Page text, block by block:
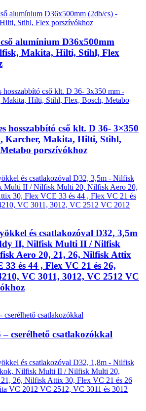
alumínium D36x500mm
Makita, Hilti, Stihl, Flex
hosszabbító cső klt. D 36- 3×350
Karcher, Makita, Hilti, Stihl,
porszívókhoz
és csatlakozóval D32, 3,5m
II, Nilfisk Multi II / Nilfisk
Aero 20, 21, 26, Nilfisk Attix
33 és 44 , Flex VC 21 és 26,
VC 3011, 3012, VC 2512 VC
cserélhető csatlakozókkal